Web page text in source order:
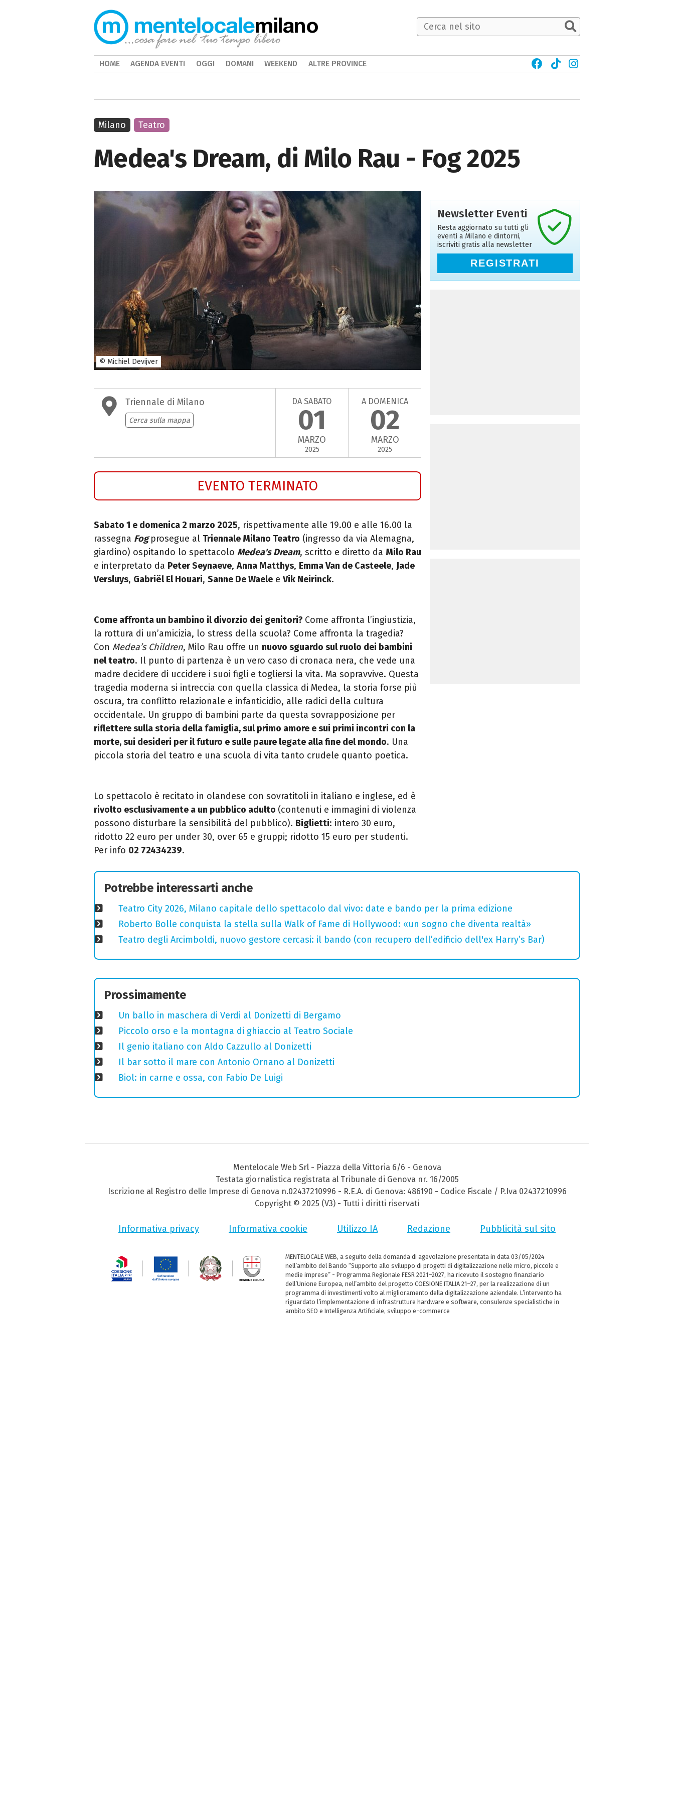
Medea's Dream, di Milo Rau - Fog 2025
© Michiel Devijver
Triennale di Milano
Cerca sulla mappa
DA SABATO
01
MARZO
2025
A DOMENICA
02
MARZO
2025
EVENTO TERMINATO
Sabato 1 e domenica 2 marzo 2025, rispettivamente alle 19.00 e alle 16.00 la
rassegna Fogprosegue al Triennale Milano Teatro (ingresso da via Alemagna,
giardino) ospitando lo spettacolo Medea's Dream, scritto e diretto da Milo Rau
e interpretato da Peter Seynaeve, Anna Matthys, Emma Van de Casteele, Jade
Versluys, Gabriël El Houari, Sanne De Waele e Vik Neirinck.
Come affronta un bambino il divorzio dei genitori? Come affronta l’ingiustizia,
la rottura di un’amicizia, lo stress della scuola? Come affronta la tragedia?
Con Medea’s Children, Milo Rau offre un nuovo sguardo sul ruolo dei bambini
nel teatro. Il punto di partenza è un vero caso di cronaca nera, che vede una
madre decidere di uccidere i suoi figli e togliersi la vita. Ma sopravvive. Questa
tragedia moderna si intreccia con quella classica di Medea, la storia forse più
oscura, tra conflitto relazionale e infanticidio, alle radici della cultura
occidentale. Un gruppo di bambini parte da questa sovrapposizione per
riflettere sulla storia della famiglia, sul primo amore e sui primi incontri con la
morte, sui desideri per il futuro e sulle paure legate alla fine del mondo. Una
piccola storia del teatro e una scuola di vita tanto crudele quanto poetica.
Lo spettacolo è recitato in olandese con sovratitoli in italiano e inglese, ed è
rivolto esclusivamente a un pubblico adulto (contenuti e immagini di violenza
possono disturbare la sensibilità del pubblico). Biglietti: intero 30 euro,
ridotto 22 euro per under 30, over 65 e gruppi; ridotto 15 euro per studenti.
Per info 02 72434239.
Milano Teatro
Newsletter Eventi
Resta aggiornato su tutti gli
eventi a Milano e dintorni,
iscriviti gratis alla newsletter
REGISTRATI
Potrebbe interessarti anche
Teatro City 2026, Milano capitale dello spettacolo dal vivo: date e bando per la prima edizione
Roberto Bolle conquista la stella sulla Walk of Fame di Hollywood: «un sogno che diventa realtà»
Teatro degli Arcimboldi, nuovo gestore cercasi: il bando (con recupero dell’edificio dell'ex Harry’s Bar)
Prossimamente
Un ballo in maschera di Verdi al Donizetti di Bergamo
Piccolo orso e la montagna di ghiaccio al Teatro Sociale
Il genio italiano con Aldo Cazzullo al Donizetti
Il bar sotto il mare con Antonio Ornano al Donizetti
Biol: in carne e ossa, con Fabio De Luigi
milano
HOME AGENDA EVENTI OGGI DOMANI WEEKEND ALTRE PROVINCE
Mentelocale Web Srl - Piazza della Vittoria 6/6 - Genova
Testata giornalistica registrata al Tribunale di Genova nr. 16/2005
Iscrizione al Registro delle Imprese di Genova n.02437210996 - R.E.A. di Genova: 486190 - Codice Fiscale / P.Iva 02437210996
Copyright © 2025 (V3) - Tutti i diritti riservati
Informativa privacy Informativa cookie Utilizzo IA Redazione Pubblicità sul sito
MENTELOCALE WEB, a seguito della domanda di agevolazione presentata in data 03/05/2024
nell’ambito del Bando “Supporto allo sviluppo di progetti di digitalizzazione nelle micro, piccole e
medie imprese” - Programma Regionale FESR 2021–2027, ha ricevuto il sostegno finanziario
dell’Unione Europea, nell’ambito del progetto COESIONE ITALIA 21–27, per la realizzazione di un
programma di investimenti volto al miglioramento della digitalizzazione aziendale. L’intervento ha
riguardato l’implementazione di infrastrutture hardware e software, consulenze specialistiche in
ambito SEO e Intelligenza Artificiale, sviluppo e-commerce